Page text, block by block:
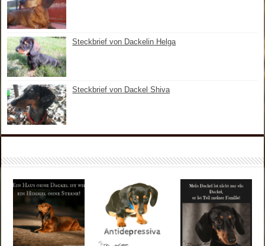
Steckbrief von Dackelin Helga
Steckbrief von Dackel Shiva